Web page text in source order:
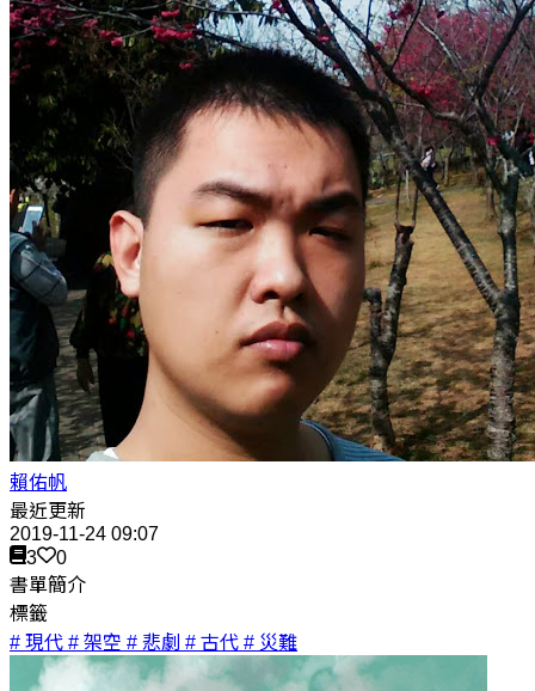
賴佑帆
最近更新
2019-11-24 09:07
3
0
書單簡介
標籤
# 現代 # 架空 # 悲劇 # 古代 # 災難